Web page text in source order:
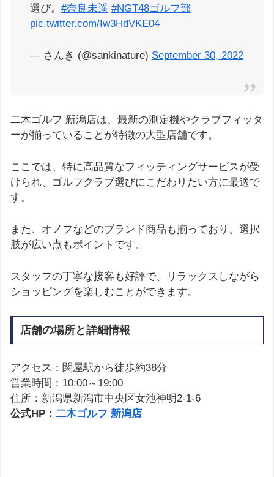
選び。 #奈良未遥 #NGT48ゴルフ部
pic.twitter.com/Iw3HdVKE04
— さんき (@sankinature) September 30, 2022
二木ゴルフ 新潟店は、最新の測定機やクラブフィッタ
ーが揃っていることが特徴の大型店舗です。
ここでは、特に高品質なフィッティングサービスが受
けられ、ゴルフクラブ選びにこだわりたい方に最適で
す。
また、オノフなどのブランド商品も揃っており、選択
肢が広い点もポイントです。
スタッフの丁寧な接客も好評で、リラックスしながら
ショッピングを楽しむことができます。
店舗の場所と詳細情報
アクセス：関屋駅から徒歩約38分
営業時間：10:00～19:00
住所：新潟県新潟市中央区女池神明2-1-6
公式HP： 二木ゴルフ 新潟店